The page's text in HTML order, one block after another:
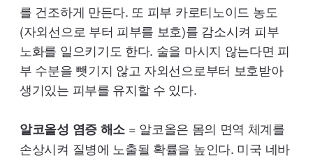
를 건조하게 만든다. 또 피부 카로티노이드 농도
(자외선으로 부터 피부를 보호)를 감소시켜 피부
노화를 일으키기도 한다. 술을 마시지 않는다면 피
부 수분을 뺏기지 않고 자외선으로부터 보호받아
생기있는 피부를 유지할 수 있다.
알코올성 염증 해소 = 알코올은 몸의 면역 체계를
손상시켜 질병에 노출될 확률을 높인다. 미국 네바